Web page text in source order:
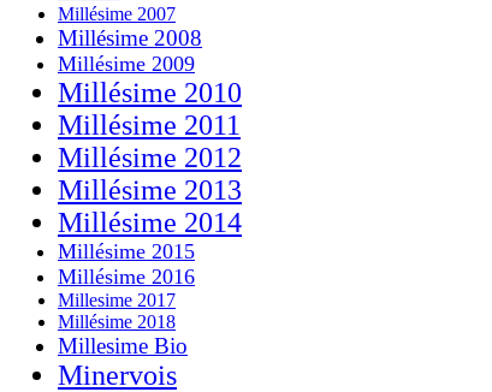
Millésime 2007
Millésime 2008
Millésime 2009
Millésime 2010
Millésime 2011
Millésime 2012
Millésime 2013
Millésime 2014
Millésime 2015
Millésime 2016
Millesime 2017
Millésime 2018
Millesime Bio
Minervois